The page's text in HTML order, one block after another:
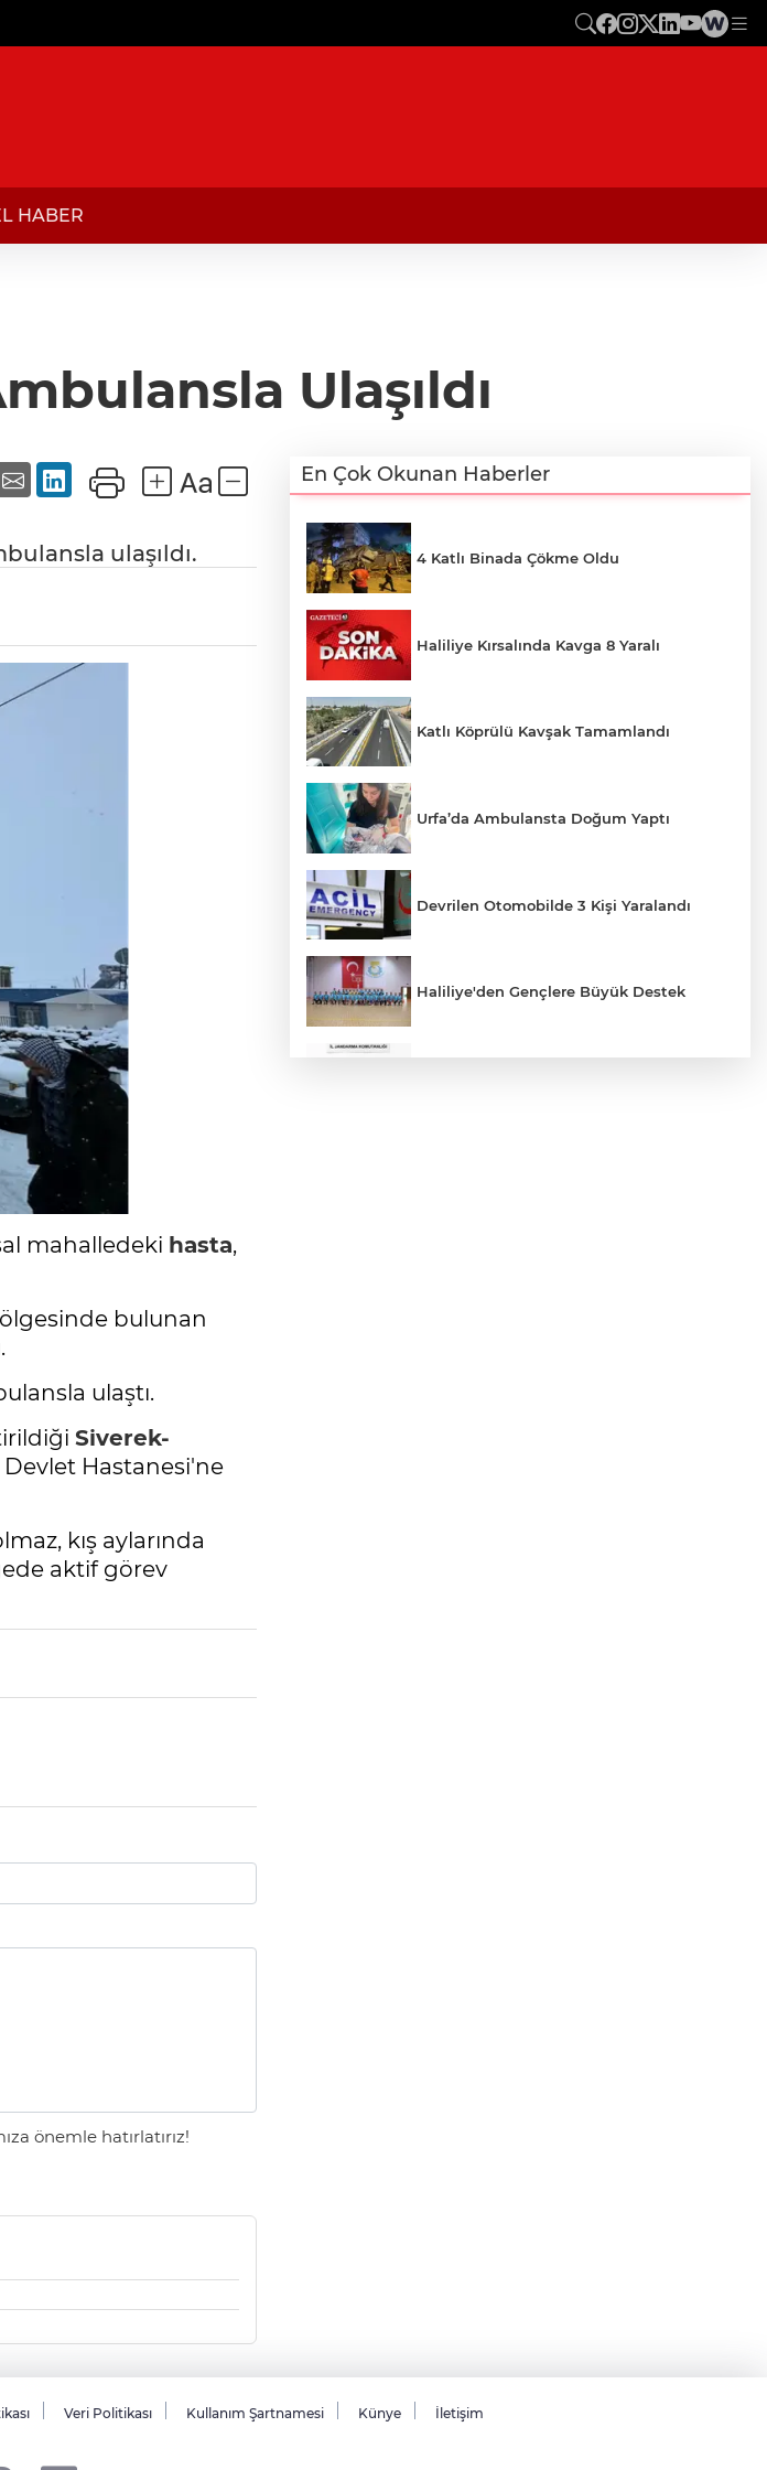
HABER
Ulaşıldı
ulaşıldı.
mahalledeki hasta,
bulunan
ulaştı.
Siverek-
Devlet Hastanesi'ne
kış aylarında
aktif görev
önemle hatırlatırız!
En Çok Okunan Haberler
4 Katlı Binada Çökme Oldu
Haliliye Kırsalında Kavga 8 Yaralı
Katlı Köprülü Kavşak Tamamlandı
Urfa’da Ambulansta Doğum Yaptı
Devrilen Otomobilde 3 Kişi Yaralandı
Haliliye'den Gençlere Büyük Destek
Veri Politikası Kullanım Şartnamesi Künye İletişim